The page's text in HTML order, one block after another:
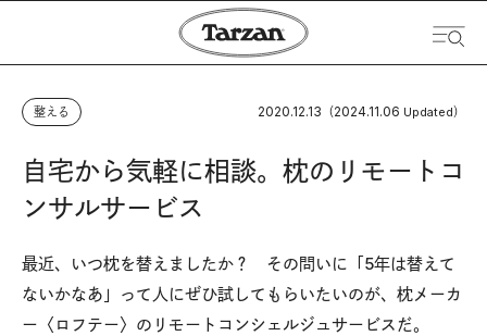
整える 2020.12.13 （2024.11.06 Updated）
自宅から気軽に相談。枕のリモートコ
ンサルサービス
最近、いつ枕を替えましたか？ その問いに「5年は替えて
ないかなあ」って人にぜひ試してもらいたいのが、枕メーカ
ー〈ロフテー〉のリモートコンシェルジュサービスだ。